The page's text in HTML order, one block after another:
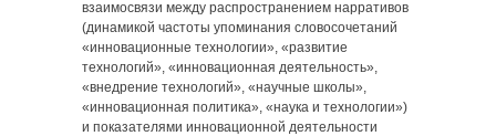
взаимосвязи между распространением нарративов
(динамикой частоты упоминания словосочетаний
«инновационные технологии», «развитие
технологий», «инновационная деятельность»,
«внедрение технологий», «научные школы»,
«инновационная политика», «наука и технологии»)
и показателями инновационной деятельности